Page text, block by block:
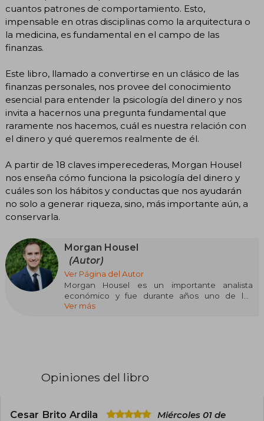
cuantos patrones de comportamiento. Esto,
impensable en otras disciplinas como la arquitectura o
la medicina, es fundamental en el campo de las
finanzas.
Este libro, llamado a convertirse en un clásico de las
finanzas personales, nos provee del conocimiento
esencial para entender la psicología del dinero y nos
invita a hacernos una pregunta fundamental que
raramente nos hacemos, cuál es nuestra relación con
el dinero y qué queremos realmente de él.
A partir de 18 claves imperecederas, Morgan Housel
nos enseña cómo funciona la psicología del dinero y
cuáles son los hábitos y conductas que nos ayudarán
no solo a generar riqueza, sino, más importante aún, a
conservarla.
Morgan Housel
(Autor)
Ver Página del Autor
Morgan Housel es un importante analista
económico y fue durante años uno de los
columnistas estrellas del Wall Street Journal. Es
Loeb Award, galardones que reconocen la
Ver más
Opiniones del libro
Cesar Brito Ardila
Miércoles 01 de